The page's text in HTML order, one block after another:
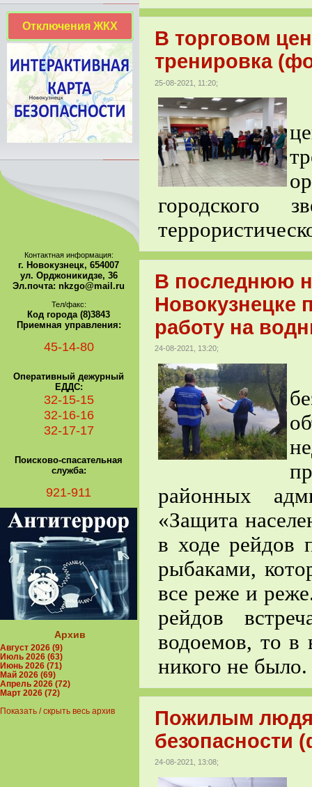
В торговом
тренировка
25-08-2021, 11:20;
В последнюю
Новокузнецке
работу на
24-08-2021, 13:20;
районных
«Защита
в ходе рейдов
рыбаками,
все реже и
рейдов
водоемов, то в
никого не было.
Пожилым
безопасности
24-08-2021, 13:08;
Отключения ЖКХ
Контактная информация:
г. Новокузнецк, 654007
ул. Орджоникидзе, 36
Эл.почта: nkzgo@mail.ru
Тел/факс:
Код города (8)3843
Приемная управления:
45-14-80
Оперативный дежурный
ЕДДС:
32-15-15
32-16-16
32-17-17
Поисково-спасательная
служба:
921-911
Архив
Август 2026 (9)
Июль 2026 (63)
Июнь 2026 (71)
Май 2026 (69)
Апрель 2026 (72)
Март 2026 (72)
Показать / скрыть весь архив